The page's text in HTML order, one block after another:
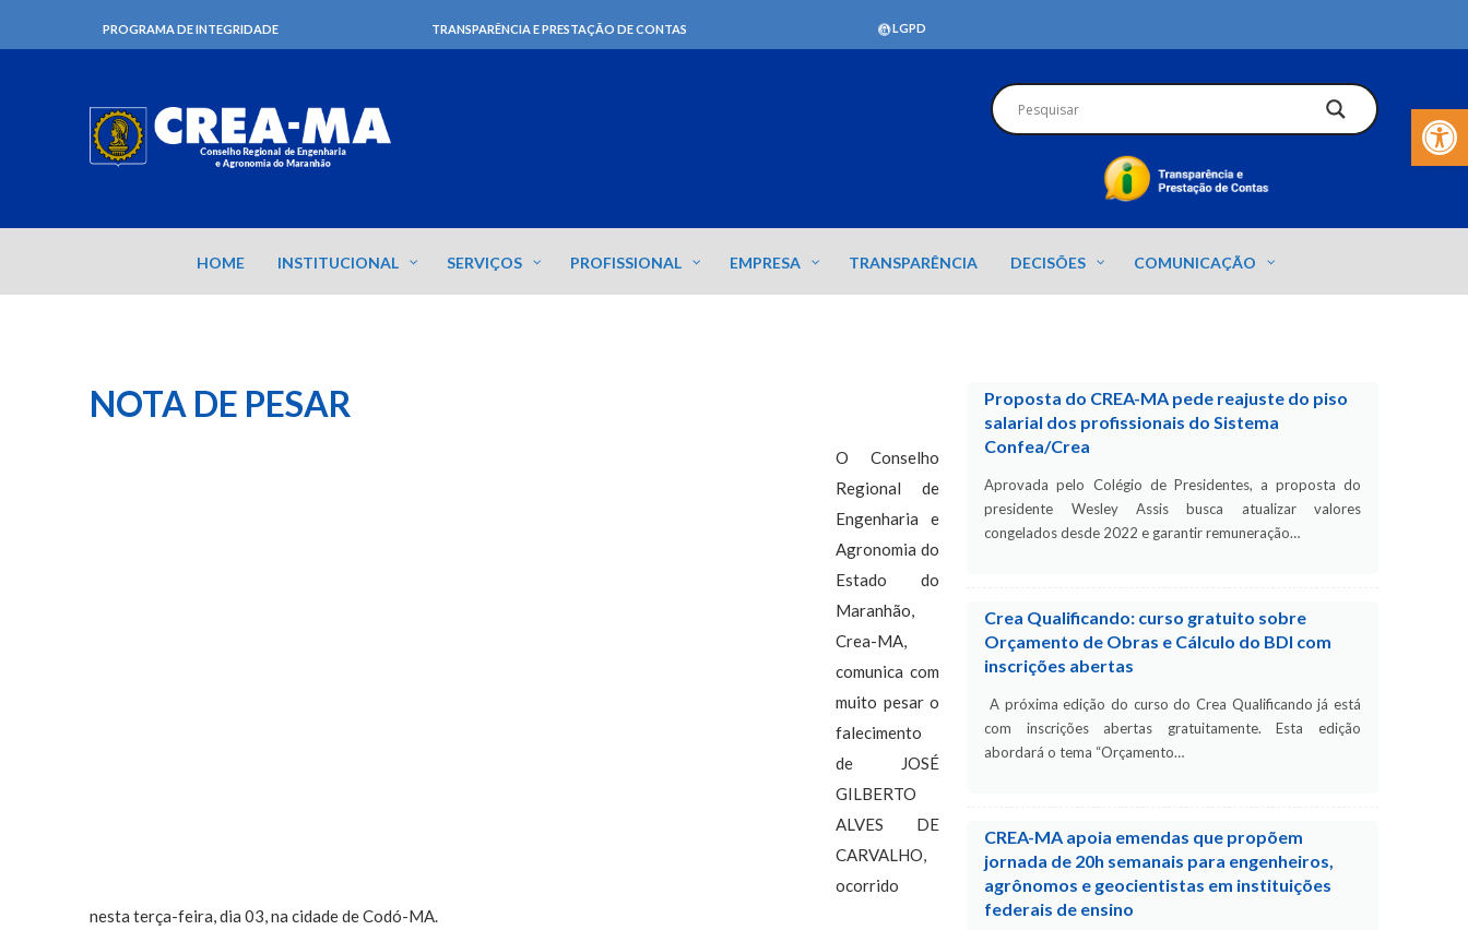
Barra de
PROGRAMA DE INTEGRIDADE TRANSPARÊNCIA E PRESTAÇÃO DE CONTAS LGPD
HOME INSTITUCIONAL SERVIÇOS PROFISSIONAL EMPRESA TRANSPARÊNCIA DECISÕES COMUNICAÇÃO
NOTA DE PESAR
O Conselho
Regional de
Engenharia e
Agronomia do
Estado do
Maranhão,
Crea-MA,
comunica com
muito pesar o
falecimento
de JOSÉ
GILBERTO
ALVES DE
CARVALHO,
ocorrido
nesta terça-feira, dia 03, na cidade de Codó-MA.
Proposta do CREA-MA pede reajuste do piso
salarial dos profissionais do Sistema
Confea/Crea
Aprovada pelo Colégio de Presidentes, a proposta do
presidente Wesley Assis busca atualizar valores
congelados desde 2022 e garantir remuneração…
Crea Qualificando: curso gratuito sobre
Orçamento de Obras e Cálculo do BDI com
inscrições abertas
A próxima edição do curso do Crea Qualificando já está
com inscrições abertas gratuitamente. Esta edição
abordará o tema “Orçamento…
CREA-MA apoia emendas que propõem
jornada de 20h semanais para engenheiros,
agrônomos e geocientistas em instituições
federais de ensino